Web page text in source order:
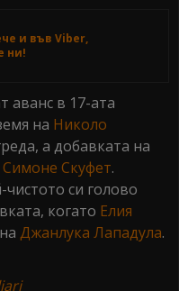
и във Viber,
ни!
аванс в 17-ата
на Николо
а добавката на
Симоне Скуфет.
чистото си голово
когато Елия
Джанлука Лападула.